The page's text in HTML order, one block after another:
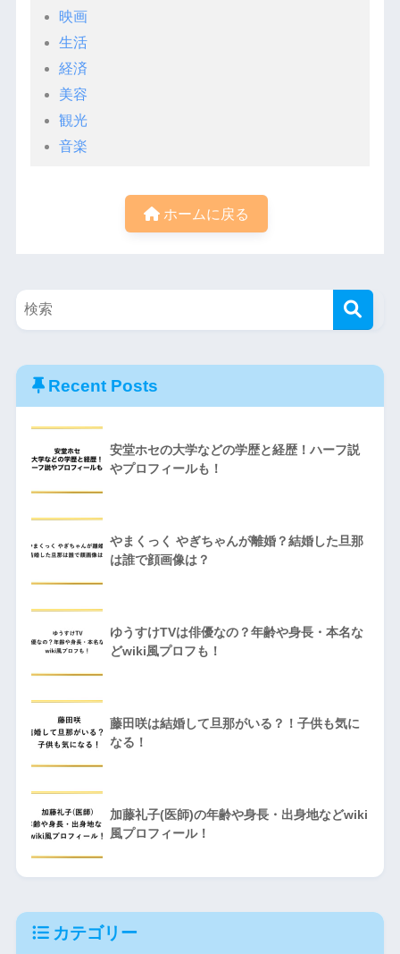
映画
生活
経済
美容
観光
音楽
ホームに戻る
Recent Posts
安堂ホセの大学などの学歴と経歴！ハーフ説
やプロフィールも！
やまくっく やぎちゃんが離婚？結婚した旦那
は誰で顔画像は？
ゆうすけTVは俳優なの？年齢や身長・本名な
どwiki風プロフも！
藤田咲は結婚して旦那がいる？！子供も気に
なる！
加藤礼子(医師)の年齢や身長・出身地などwiki
風プロフィール！
カテゴリー